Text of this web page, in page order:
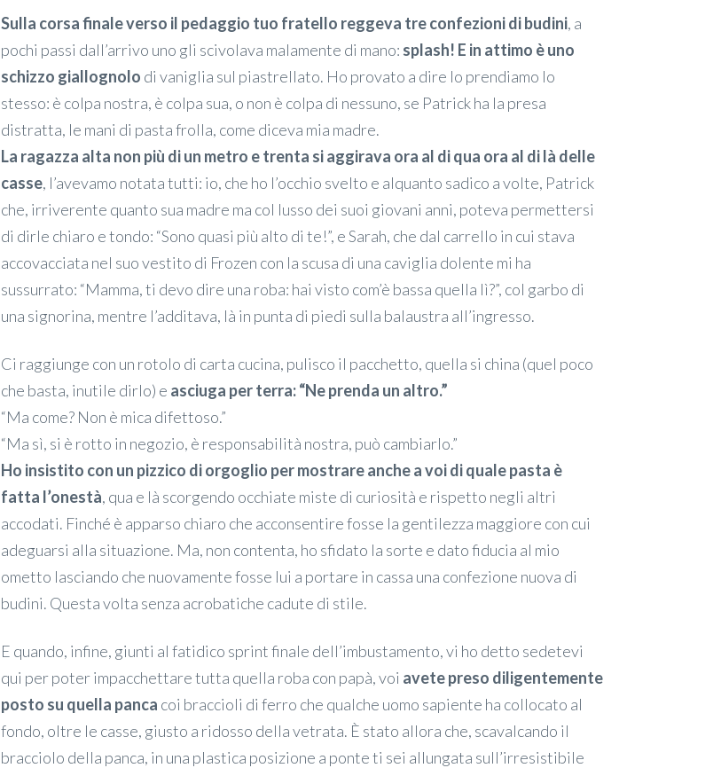
Sulla corsa finale verso il pedaggio tuo fratello reggeva tre confezioni di budini, a
pochi passi dall’arrivo uno gli scivolava malamente di mano: splash! E in attimo è uno
schizzo giallognolo di vaniglia sul piastrellato. Ho provato a dire lo prendiamo lo
stesso: è colpa nostra, è colpa sua, o non è colpa di nessuno, se Patrick ha la presa
distratta, le mani di pasta frolla, come diceva mia madre.
La ragazza alta non più di un metro e trenta si aggirava ora al di qua ora al di là delle
casse, l’avevamo notata tutti: io, che ho l’occhio svelto e alquanto sadico a volte, Patrick
che, irriverente quanto sua madre ma col lusso dei suoi giovani anni, poteva permettersi
di dirle chiaro e tondo: “Sono quasi più alto di te!”, e Sarah, che dal carrello in cui stava
accovacciata nel suo vestito di Frozen con la scusa di una caviglia dolente mi ha
sussurrato: “Mamma, ti devo dire una roba: hai visto com’è bassa quella lì?”, col garbo di
una signorina, mentre l’additava, là in punta di piedi sulla balaustra all’ingresso.
Ci raggiunge con un rotolo di carta cucina, pulisco il pacchetto, quella si china (quel poco
che basta, inutile dirlo) e asciuga per terra: “Ne prenda un altro.”
“Ma come? Non è mica difettoso.”
“Ma sì, si è rotto in negozio, è responsabilità nostra, può cambiarlo.”
Ho insistito con un pizzico di orgoglio per mostrare anche a voi di quale pasta è
fatta l’onestà, qua e là scorgendo occhiate miste di curiosità e rispetto negli altri
accodati. Finché è apparso chiaro che acconsentire fosse la gentilezza maggiore con cui
adeguarsi alla situazione. Ma, non contenta, ho sfidato la sorte e dato fiducia al mio
ometto lasciando che nuovamente fosse lui a portare in cassa una confezione nuova di
budini. Questa volta senza acrobatiche cadute di stile.
E quando, infine, giunti al fatidico sprint finale dell’imbustamento, vi ho detto sedetevi
qui per poter impacchettare tutta quella roba con papà, voi avete preso diligentemente
posto su quella panca coi braccioli di ferro che qualche uomo sapiente ha collocato al
fondo, oltre le casse, giusto a ridosso della vetrata. È stato allora che, scavalcando il
bracciolo della panca, in una plastica posizione a ponte ti sei allungata sull’irresistibile